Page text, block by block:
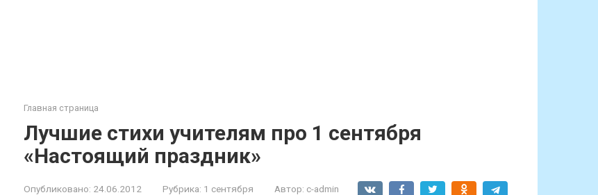
Главная страница
Лучшие стихи учителям про 1 сентября
«Настоящий праздник»
Опубликовано: 24.06.2012 Рубрика: 1 сентября Автор: c-admin